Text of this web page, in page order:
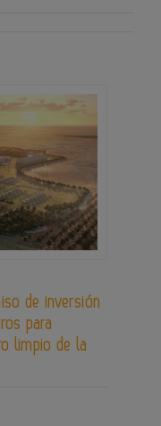
de inversión
para
limpio de la